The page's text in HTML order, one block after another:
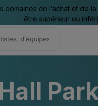
de l’achat et de
être supérieur ou